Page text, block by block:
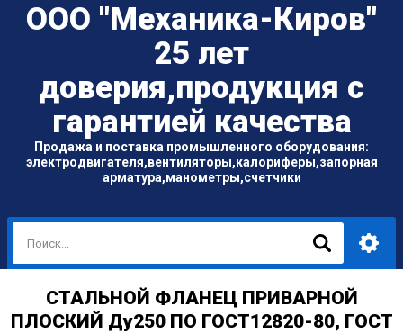
ООО "Механика-Киров"
25 лет
доверия,продукция с
гарантией качества
Продажа и поставка промышленного оборудования:
электродвигателя,вентиляторы,калориферы,запорная
арматура,манометры,счетчики
СТАЛЬНОЙ ФЛАНЕЦ ПРИВАРНОЙ
ПЛОСКИЙ Ду250 ПО ГОСТ12820-80, ГОСТ